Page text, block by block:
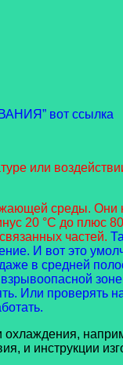
вот ссылка
или
среды.
20 °C до плюс
частей.
И вот это
в средней
Или проверять
охлаждения,
и инструкции